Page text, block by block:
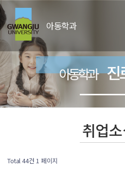
아동학과
아동학과 진
취업
Total 44건 1 페이지